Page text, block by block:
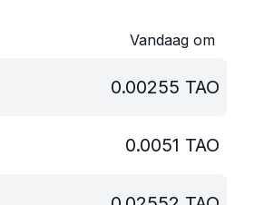
Vandaag om
0.00255 TAO
0.0051 TAO